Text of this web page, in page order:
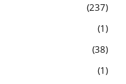
237
1
38
1